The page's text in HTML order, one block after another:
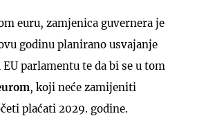
euru, zamjenica guvernera je
godinu planirano usvajanje
parlamentu te da bi se u tom
, koji neće zamijeniti
plaćati 2029. godine.